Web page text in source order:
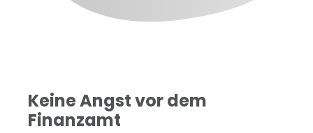
Keine Angst vor dem
Finanzamt